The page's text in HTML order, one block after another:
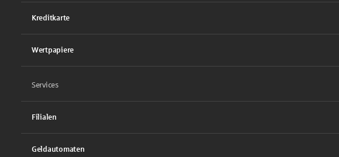
Kreditkarte
Wertpapiere
Services
Filialen
Geldautomaten